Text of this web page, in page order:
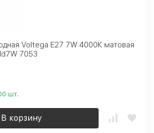
Voltega E27 7W 4000К матовая
7053
шт.
В корзину